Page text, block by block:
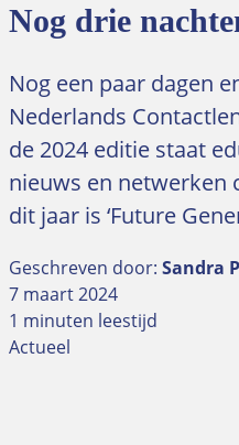
Nog drie
Nog een paar dagen
Nederlands
de 2024 editie staat
nieuws en netwerken
dit jaar is ‘Future
Geschreven door: Sandra
7 maart 2024
1 minuten leestijd
Actueel